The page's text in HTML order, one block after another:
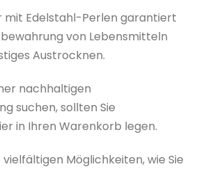
mit Edelstahl-Perlen garantiert
von Lebensmitteln
Austrocknen.
nachhaltigen
suchen, sollten Sie
in Ihren Warenkorb legen.
vielfältigen Möglichkeiten, wie Sie